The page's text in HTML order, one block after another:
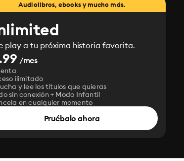
Audiolibros, ebooks y mucho más.
play a tu próxima historia favorita.
/mes
ilimitado
y lee los títulos que quieras
sin conexión + Modo Infantil
en cualquier momento
Pruébalo ahora